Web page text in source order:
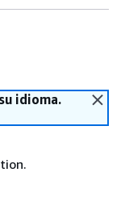
idioma.